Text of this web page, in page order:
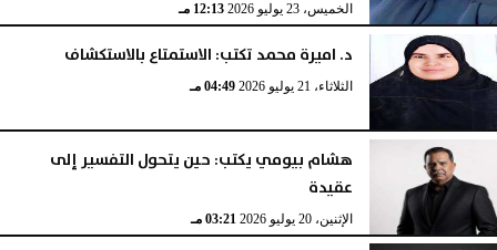
الخميس، 23 يوليو 2026 12:13 مـ
د. اميرة محمد تكتب: الاستمتاع بالاستكشاف
الثلاثاء، 21 يوليو 2026 04:49 مـ
هشام بيومي يكتب: حين يتحول التفسير إلى
عقيدة
الإثنين، 20 يوليو 2026 03:21 مـ